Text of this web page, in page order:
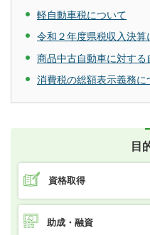
軽自動車税について
令和２年度県税収入決算
商品中古自動車に対する
消費税の総額表示義務に
目
資格取得
助成・融資